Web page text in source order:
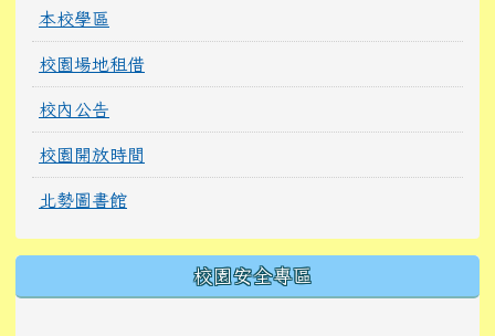
本校學區
校園場地租借
校內公告
校園開放時間
北勢圖書館
校園安全專區